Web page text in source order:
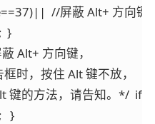
//屏蔽 Alt+ 方向
}
Alt+ 方向键，
框时，按住 Alt 键不放，
键的方法，请告知。*/  if
}